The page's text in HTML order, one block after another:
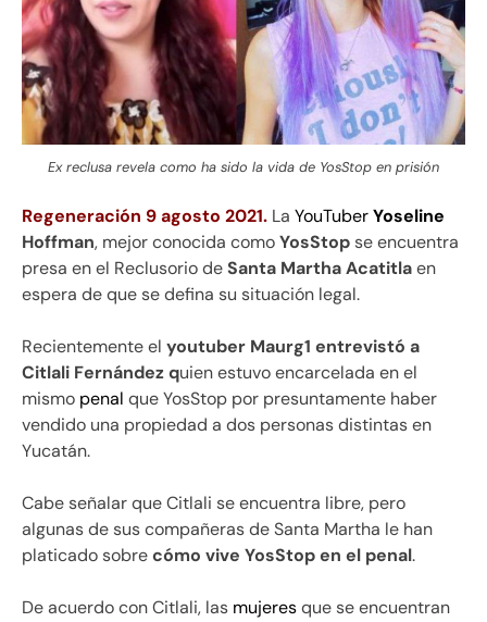
Ex reclusa revela como ha sido la vida de YosStop en prisión
Regeneración 9 agosto 2021. La YouTuberYoseline
Hoffman, mejor conocida comoYosStopse encuentra
presa en el Reclusorio deSanta Martha Acatitlaen
espera de que se defina su situación legal.
Recientemente el youtuber Maurg1 entrevistó a
Citlali Fernández quien estuvo encarcelada en el
mismo penal que YosStop por presuntamente haber
vendido una propiedad a dos personas distintas en
Yucatán.
Cabe señalar que Citlali se encuentra libre, pero
algunas de sus compañeras de Santa Martha le han
platicado sobrecómo vive YosStop en el penal.
De acuerdo con Citlali, las mujeresque se encuentran